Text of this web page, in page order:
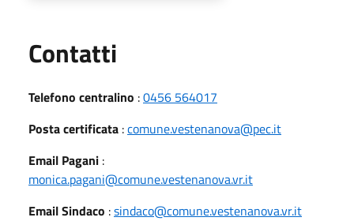
Contatti
Telefono centralino :0456 564017
Posta certificata :comune.vestenanova@pec.it
Email Pagani :
monica.pagani@comune.vestenanova.vr.it
Email Sindaco :sindaco@comune.vestenanova.vr.it